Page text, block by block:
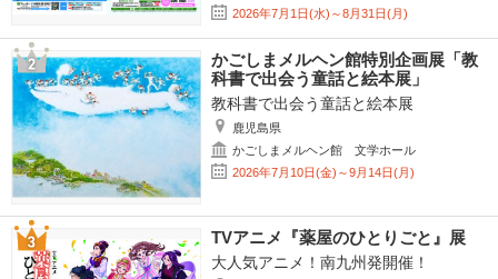
2026年7月1日(水)～8月31日(月)
かごしまメルヘン館特別企画展「教
科書で出会う童話と絵本展」
教科書で出会う童話と絵本展
鹿児島県
かごしまメルヘン館 文学ホール
2026年7月10日(金)～9月14日(月)
TVアニメ『薬屋のひとりごと』展
大人気アニメ！南九州発開催！